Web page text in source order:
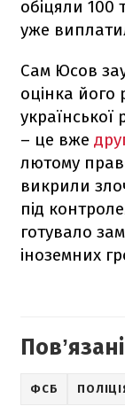
обіцяли 100
уже
Сам Юсов
оцінка його
української
– це вже
лютому
викрили
під
готувало
іноземних
ФСБ